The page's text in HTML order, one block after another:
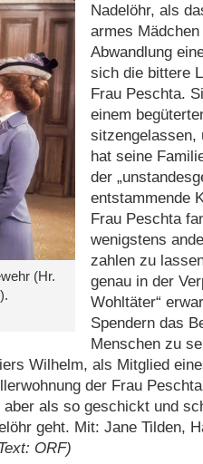
(Hr.
Nadelöhr, als
armes
Abwandlung
sich die bittere
Frau Peschta.
einem
sitzengelassen,
hat seine
der
entstammende
Frau Peschta
wenigstens
zahlen zu
genau in der
Wohltäter“
Spendern das
Menschen zu
Wilhelm, als Mitglied
der Frau
als so geschickt und
geht. Mit: Jane Tilden,
ORF)